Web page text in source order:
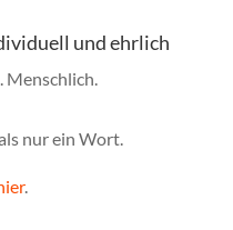
und ehrlich
Menschlich.
nur ein Wort.
.